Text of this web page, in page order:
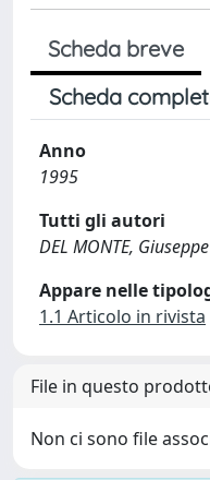
Scheda breve
Scheda
Anno
1995
Tutti gli autori
DEL MONTE, Giuseppe
Appare nelle
1.1 Articolo in rivista
File in questo
Non ci sono file